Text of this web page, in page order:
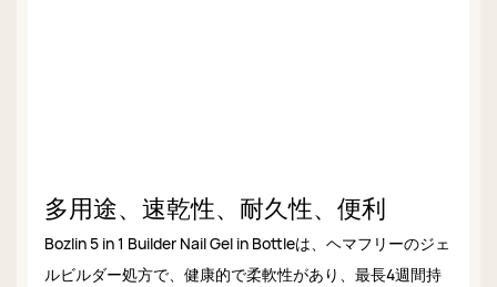
多用途、速乾性、耐久性、便利
Bozlin 5 in 1 Builder Nail Gel in Bottleは、ヘマフリーのジェ
ルビルダー処方で、健康的で柔軟性があり、最長4週間持